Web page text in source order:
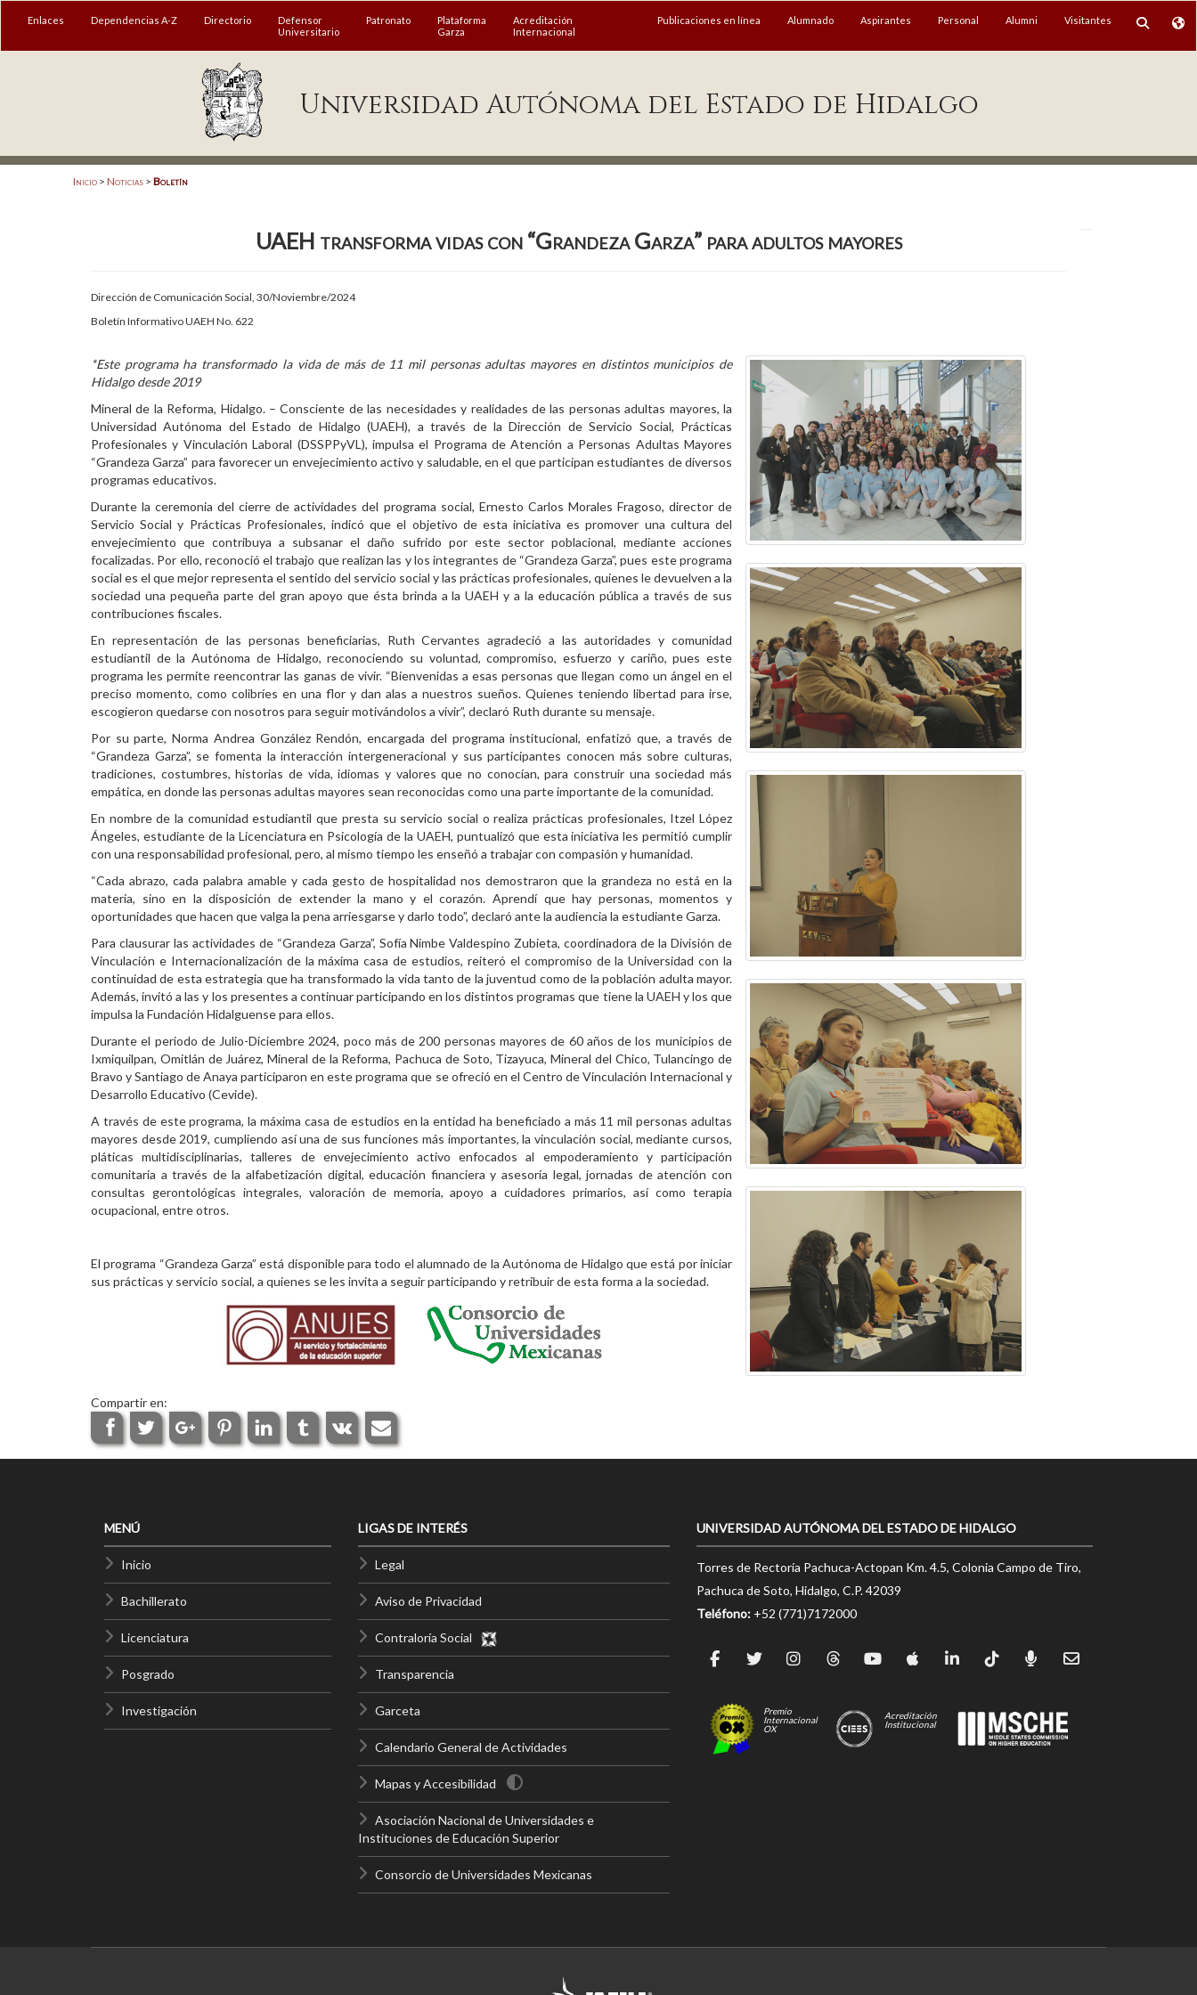
MENÚ
Acreditación Internacional
Enlaces Dependencias A-Z Directorio
Defensor
Universitario
Patronato
Plataforma
Garza
Acreditación
Internacional
Publicaciones en línea Alumnado Aspirantes Personal Alumni Visitantes
Universidad Autónoma del Estado de Hidalgo
Inicio > Noticias > Boletín
UAEH transforma vidas con “Grandeza Garza” para adultos mayores
Dirección de Comunicación Social, 30/Noviembre/2024
Boletín Informativo UAEH No. 622
*Este programa ha transformado la vida de más de 11 mil personas adultas mayores en distintos municipios de
Hidalgo desde 2019
Mineral de la Reforma, Hidalgo. – Consciente de las necesidades y realidades de las personas adultas mayores, la
Universidad Autónoma del Estado de Hidalgo (UAEH), a través de la Dirección de Servicio Social, Prácticas
Profesionales y Vinculación Laboral (DSSPPyVL), impulsa el Programa de Atención a Personas Adultas Mayores
“Grandeza Garza” para favorecer un envejecimiento activo y saludable, en el que participan estudiantes de diversos
programas educativos.
Durante la ceremonia del cierre de actividades del programa social, Ernesto Carlos Morales Fragoso, director de
Servicio Social y Prácticas Profesionales, indicó que el objetivo de esta iniciativa es promover una cultura del
envejecimiento que contribuya a subsanar el daño sufrido por este sector poblacional, mediante acciones
focalizadas. Por ello, reconoció el trabajo que realizan las y los integrantes de “Grandeza Garza”, pues este programa
social es el que mejor representa el sentido del servicio social y las prácticas profesionales, quienes le devuelven a la
sociedad una pequeña parte del gran apoyo que ésta brinda a la UAEH y a la educación pública a través de sus
contribuciones fiscales.
En representación de las personas beneficiarias, Ruth Cervantes agradeció a las autoridades y comunidad
estudiantil de la Autónoma de Hidalgo, reconociendo su voluntad, compromiso, esfuerzo y cariño, pues este
programa les permite reencontrar las ganas de vivir. “Bienvenidas a esas personas que llegan como un ángel en el
preciso momento, como colibríes en una flor y dan alas a nuestros sueños. Quienes teniendo libertad para irse,
escogieron quedarse con nosotros para seguir motivándolos a vivir”, declaró Ruth durante su mensaje.
Por su parte, Norma Andrea González Rendón, encargada del programa institucional, enfatizó que, a través de
“Grandeza Garza”, se fomenta la interacción intergeneracional y sus participantes conocen más sobre culturas,
tradiciones, costumbres, historias de vida, idiomas y valores que no conocían, para construir una sociedad más
empática, en donde las personas adultas mayores sean reconocidas como una parte importante de la comunidad.
En nombre de la comunidad estudiantil que presta su servicio social o realiza prácticas profesionales, Itzel López
Ángeles, estudiante de la Licenciatura en Psicología de la UAEH, puntualizó que esta iniciativa les permitió cumplir
con una responsabilidad profesional, pero, al mismo tiempo les enseñó a trabajar con compasión y humanidad.
“Cada abrazo, cada palabra amable y cada gesto de hospitalidad nos demostraron que la grandeza no está en la
materia, sino en la disposición de extender la mano y el corazón. Aprendí que hay personas, momentos y
oportunidades que hacen que valga la pena arriesgarse y darlo todo”, declaró ante la audiencia la estudiante Garza.
Para clausurar las actividades de “Grandeza Garza”, Sofía Nimbe Valdespino Zubieta, coordinadora de la División de
Vinculación e Internacionalización de la máxima casa de estudios, reiteró el compromiso de la Universidad con la
continuidad de esta estrategia que ha transformado la vida tanto de la juventud como de la población adulta mayor.
Además, invitó a las y los presentes a continuar participando en los distintos programas que tiene la UAEH y los que
impulsa la Fundación Hidalguense para ellos.
Durante el periodo de Julio-Diciembre 2024, poco más de 200 personas mayores de 60 años de los municipios de
Ixmiquilpan, Omitlán de Juárez, Mineral de la Reforma, Pachuca de Soto, Tizayuca, Mineral del Chico, Tulancingo de
Bravo y Santiago de Anaya participaron en este programa que se ofreció en el Centro de Vinculación Internacional y
Desarrollo Educativo (Cevide).
A través de este programa, la máxima casa de estudios en la entidad ha beneficiado a más 11 mil personas adultas
mayores desde 2019, cumpliendo así una de sus funciones más importantes, la vinculación social, mediante cursos,
pláticas multidisciplinarias, talleres de envejecimiento activo enfocados al empoderamiento y participación
comunitaria a través de la alfabetización digital, educación financiera y asesoría legal, jornadas de atención con
consultas gerontológicas integrales, valoración de memoria, apoyo a cuidadores primarios, así como terapia
ocupacional, entre otros.
El programa “Grandeza Garza” está disponible para todo el alumnado de la Autónoma de Hidalgo que está por iniciar
sus prácticas y servicio social, a quienes se les invita a seguir participando y retribuir de esta forma a la sociedad.
Compartir en:
MENÚ
Inicio
Bachillerato
Licenciatura
Posgrado
Investigación
LIGAS DE INTERÉS
Legal
Aviso de Privacidad
Contraloría Social
Transparencia
Garceta
Calendario General de Actividades
Mapas y Accesibilidad
Asociación Nacional de Universidades e
Instituciones de Educación Superior
Consorcio de Universidades Mexicanas
UNIVERSIDAD AUTÓNOMA DEL ESTADO DE HIDALGO
Torres de Rectoría Pachuca-Actopan Km. 4.5, Colonia Campo de Tiro,
Pachuca de Soto, Hidalgo, C.P. 42039
Teléfono: +52 (771)7172000
Premio
Internacional
OX
Acreditación
Institucional